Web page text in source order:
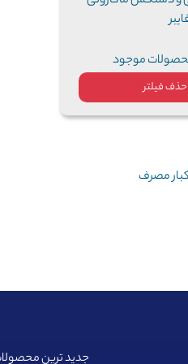
موجود
حذف فیلتر
مصرف
جدید ترین